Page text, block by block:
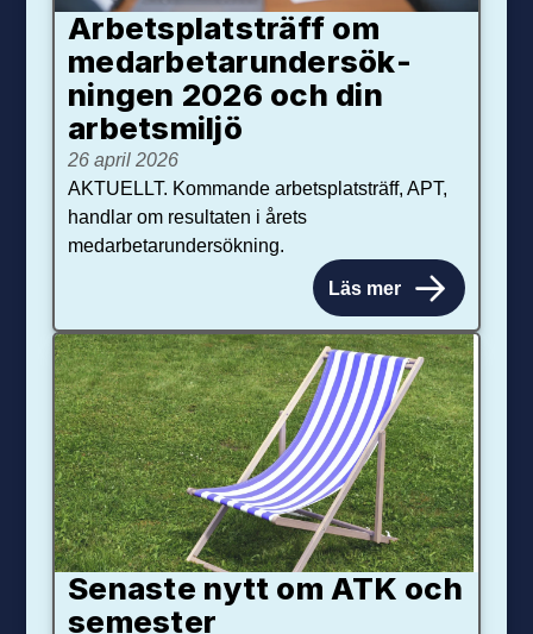
Arbetsplats­träff om
med­arbetar­under­sök­
ningen 2026 och din
arbets­miljö
26 april 2026
AKTUELLT. Kommande arbetsplatsträff, APT,
handlar om resultaten i årets
medarbetarundersökning.
Läs mer
Senaste nytt om ATK och
se­mester